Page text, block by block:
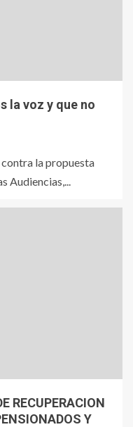
la voz y que no
la propuesta
Audiencias,...
RECUPERACION
Y